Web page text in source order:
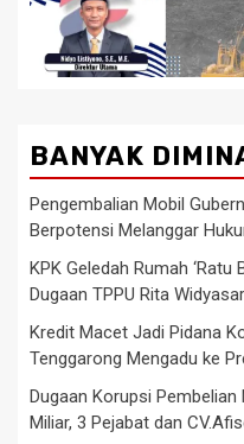
BANYAK
Pengembalian Mobil
Berpotensi Melanggar
KPK Geledah Rumah ‘Ratu
Dugaan TPPU Rita
Kredit Macet Jadi Pidana
Tenggarong Mengadu ke
Dugaan Korupsi Pembelian
Miliar, 3 Pejabat dan